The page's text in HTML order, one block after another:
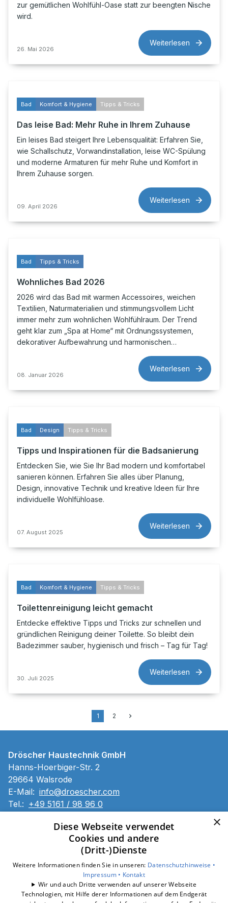
zur gemütlichen Wohlfühl-Oase statt zur beengten Nische
wird.
26. Mai 2026
Weiterlesen
Bad Komfort & Hygiene Tipps & Tricks
Das leise Bad: Mehr Ruhe in Ihrem Zuhause
Ein leises Bad steigert Ihre Lebensqualität: Erfahren Sie,
wie Schallschutz, Vorwandinstallation, leise WC-Spülung
und moderne Armaturen für mehr Ruhe und Komfort in
Ihrem Zuhause sorgen.
09. April 2026
Weiterlesen
Bad Tipps & Tricks
Wohnliches Bad 2026
2026 wird das Bad mit warmen Accessoires, weichen
Textilien, Naturmaterialien und stimmungsvollem Licht
immer mehr zum wohnlichen Wohlfühlraum. Der Trend
geht klar zum „Spa at Home“ mit Ordnungssystemen,
dekorativer Aufbewahrung und harmonischen…
08. Januar 2026
Weiterlesen
Bad Design Tipps & Tricks
Tipps und Inspirationen für die Badsanierung
Entdecken Sie, wie Sie Ihr Bad modern und komfortabel
sanieren können. Erfahren Sie alles über Planung,
Design, innovative Technik und kreative Ideen für Ihre
individuelle Wohlfühloase.
07. August 2025
Weiterlesen
Bad Komfort & Hygiene Tipps & Tricks
Toilettenreinigung leicht gemacht
Entdecke effektive Tipps und Tricks zur schnellen und
gründlichen Reinigung deiner Toilette. So bleibt dein
Badezimmer sauber, hygienisch und frisch – Tag für Tag!
30. Juli 2025
Weiterlesen
1 2
Dröscher Haustechnik GmbH
Hanns-Hoerbiger-Str. 2
29664 Walsrode
E-Mail: info@droescher.com
Tel.: +49 5161 / 98 96 0
Datenschutzerklärung
Barrierefreiheitserklärung
Unsere Bereiche
Leistungen
Service
×
Diese Webseite verwendet
Cookies und andere
(Dritt-)Dienste
Weitere Informationen finden Sie in unseren: Datenschutzhinweise •
Impressum • Kontakt
Wir und auch Dritte verwenden auf unserer Webseite
Technologien, mit Hilfe derer Informationen auf dem Endgerät